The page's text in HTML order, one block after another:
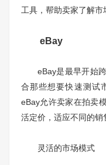
工具，帮助卖家了解市
eBay
eBay是最早开始跨
合那些想要快速测试
eBay允许卖家在拍卖
活定价，适应不同的销
灵活的市场模式